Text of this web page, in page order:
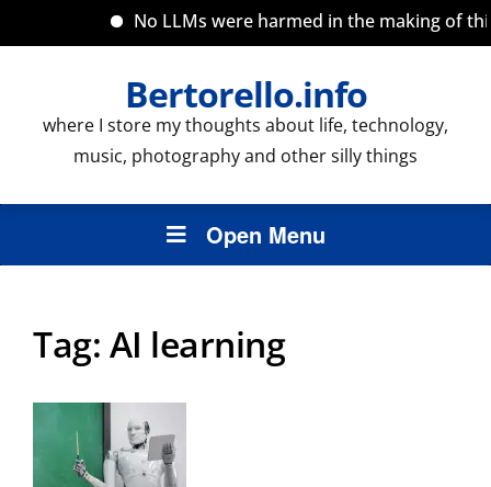
No LLMs were harmed in the making of this
Bertorello.info
where I store my thoughts about life, technology,
music, photography and other silly things
Open Menu
Tag: AI learning